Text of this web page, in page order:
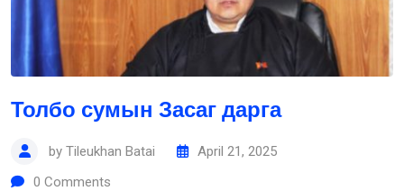
Толбо сумын Засаг дарга
by Tileukhan Batai
April 21, 2025
0 Comments